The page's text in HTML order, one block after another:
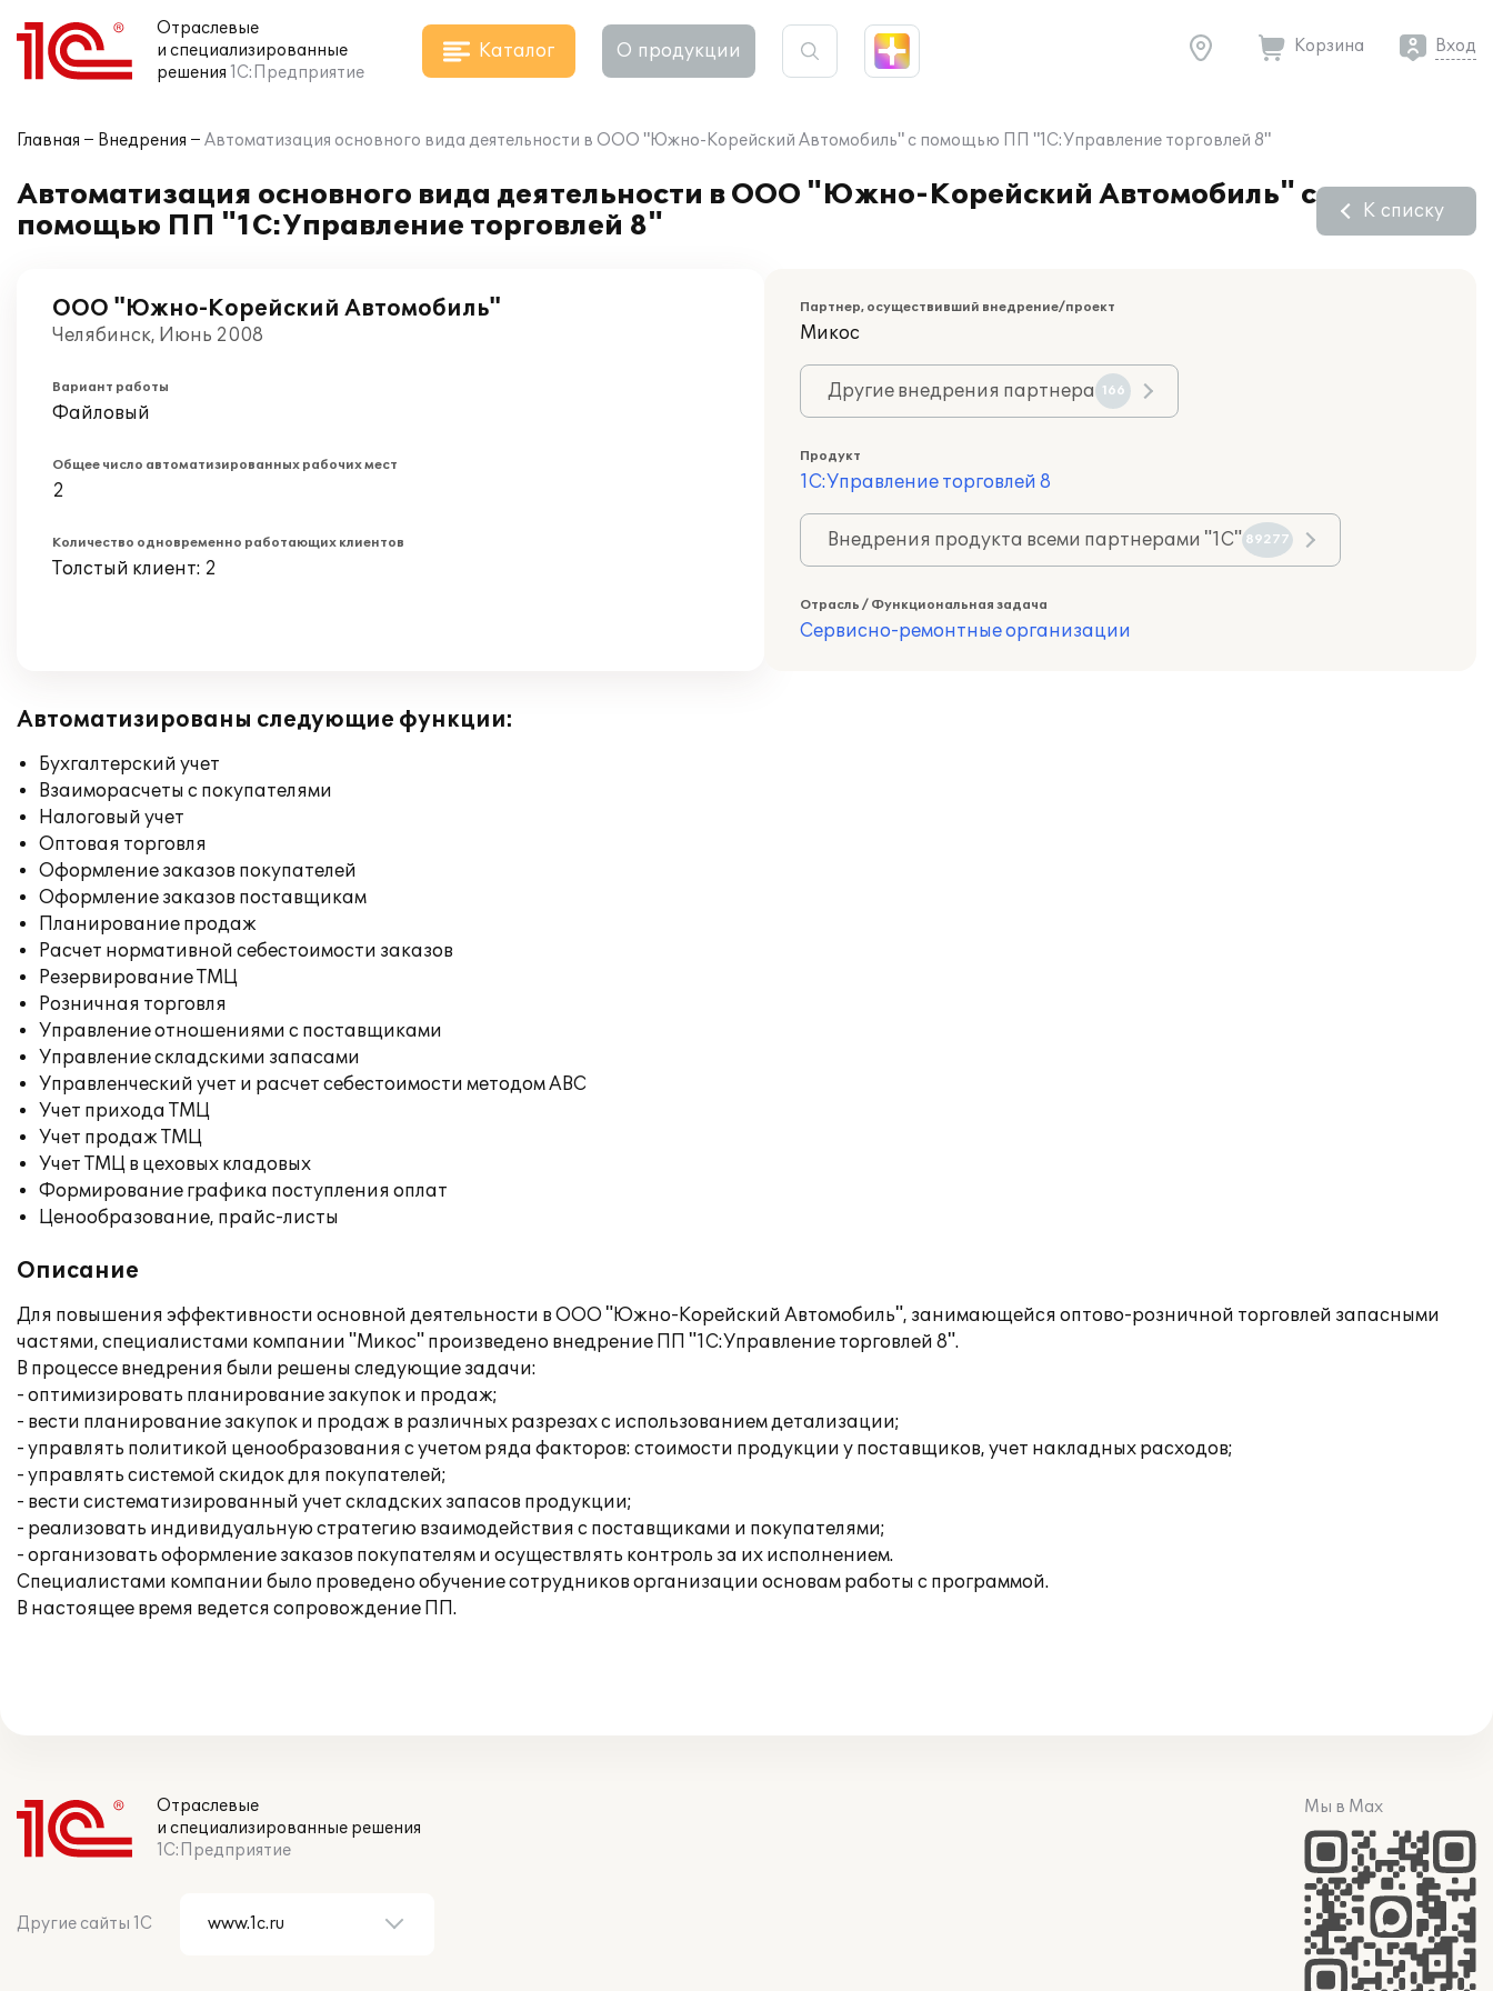
Отраслевые
и специализированные
решения 1С:Предприятие
Каталог О продукции Корзина Вход
Главная Внедрения Автоматизация основного вида деятельности в ООО "Южно-Корейский Автомобиль" с помощью ПП "1С:Управление торговлей 8"
Автоматизация основного вида деятельности в ООО "Южно-Корейский Автомобиль" с
помощью ПП "1С:Управление торговлей 8"
К списку
ООО "Южно-Корейский Автомобиль"
Челябинск, Июнь 2008
Вариант работы
Файловый
Общее число автоматизированных рабочих мест
2
Количество одновременно работающих клиентов
Толстый клиент: 2
Партнер, осуществивший внедрение/проект
Микос
Другие внедрения партнера 166
Продукт
1С:Управление торговлей 8
Внедрения продукта всеми партнерами "1С" 89277
Отрасль / Функциональная задача
Сервисно-ремонтные организации
Автоматизированы следующие функции:
Бухгалтерский учет
Взаиморасчеты с покупателями
Налоговый учет
Оптовая торговля
Оформление заказов покупателей
Оформление заказов поставщикам
Планирование продаж
Расчет нормативной себестоимости заказов
Резервирование ТМЦ
Розничная торговля
Управление отношениями с поставщиками
Управление складскими запасами
Управленческий учет и расчет себестоимости методом ABC
Учет прихода ТМЦ
Учет продаж ТМЦ
Учет ТМЦ в цеховых кладовых
Формирование графика поступления оплат
Ценообразование, прайс-листы
Описание
Для повышения эффективности основной деятельности в ООО "Южно-Корейский Автомобиль", занимающейся оптово-розничной торговлей запасными
частями, специалистами компании "Микос" произведено внедрение ПП "1С:Управление торговлей 8".
В процессе внедрения были решены следующие задачи:
- оптимизировать планирование закупок и продаж;
- вести планирование закупок и продаж в различных разрезах с использованием детализации;
- управлять политикой ценообразования с учетом ряда факторов: стоимости продукции у поставщиков, учет накладных расходов;
- управлять системой скидок для покупателей;
- вести систематизированный учет складских запасов продукции;
- реализовать индивидуальную стратегию взаимодействия с поставщиками и покупателями;
- организовать оформление заказов покупателям и осуществлять контроль за их исполнением.
Специалистами компании было проведено обучение сотрудников организации основам работы с программой.
В настоящее время ведется сопровождение ПП.
Отраслевые
и специализированные решения
1С:Предприятие
Другие сайты 1С
Мы в Max